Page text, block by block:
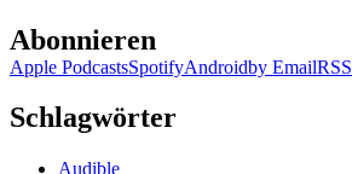
Abonnieren
Apple PodcastsSpotifyAndroidby EmailRSS
Schlagwörter
Audible